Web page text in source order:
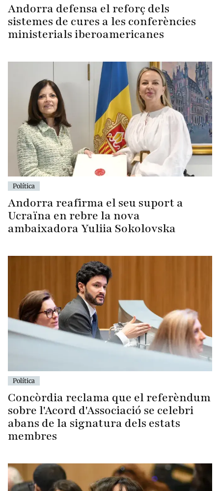
Andorra defensa el reforç dels
sistemes de cures a les conferències
ministerials iberoamericanes
Política
Andorra reafirma el seu suport a
Ucraïna en rebre la nova
ambaixadora Yuliia Sokolovska
Política
Concòrdia reclama que el referèndum
sobre l'Acord d'Associació se celebri
abans de la signatura dels estats
membres